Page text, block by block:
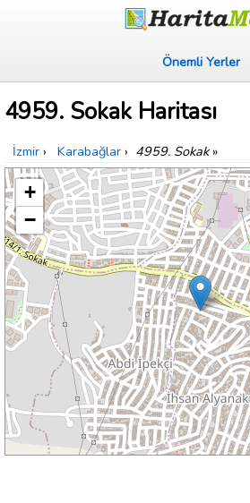
Önemli Yerler
4959. Sokak Haritası
İzmir › Karabağlar › 4959. Sokak»
+
−